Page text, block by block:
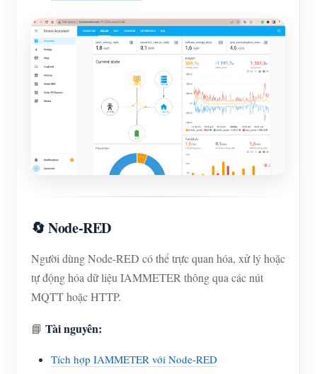
🔄 Node-RED
Người dùng Node-RED có thể trực quan hóa, xử lý hoặc
tự động hóa dữ liệu IAMMETER thông qua các nút
MQTT hoặc HTTP.
📘 Tài nguyên:
Tích hợp IAMMETER với Node-RED